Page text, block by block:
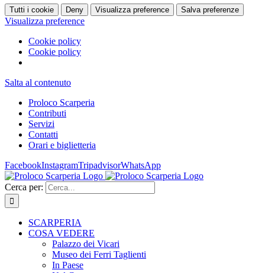
Tutti i cookie Deny Visualizza preference Salva preferenze
Visualizza preference
Cookie policy
Cookie policy
Salta al contenuto
Proloco Scarperia
Contributi
Servizi
Contatti
Orari e biglietteria
FacebookInstagramTripadvisorWhatsApp
Cerca per:
SCARPERIA
COSA VEDERE
Palazzo dei Vicari
Museo dei Ferri Taglienti
In Paese